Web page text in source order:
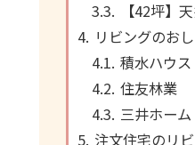
【42坪】
リビングのお
積水ハウス
住友林業
三井ホーム
注文住宅のリ